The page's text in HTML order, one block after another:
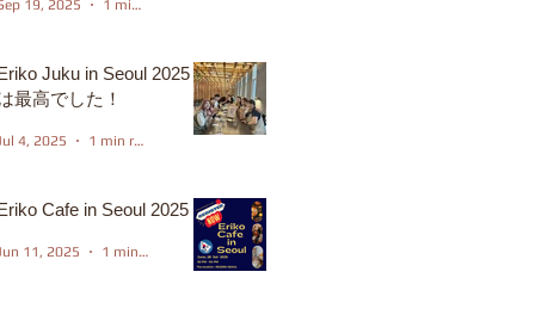
19, 2025 1 min read
Eriko Juku in Seoul 2025
最高でした！
4, 2025 1 min read
Eriko Cafe in Seoul 2025
11, 2025 1 min read